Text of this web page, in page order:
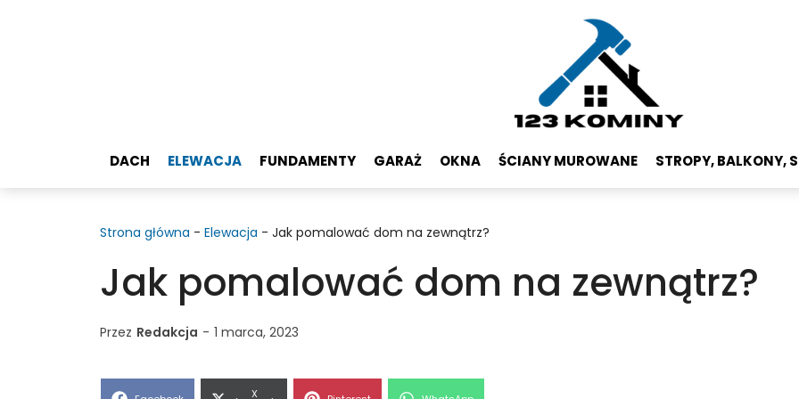
DACH ELEWACJA FUNDAMENTY GARAŻ OKNA ŚCIANY MUROWANE STROPY, BALKONY,
Strona główna - Elewacja - Jak pomalować dom na zewnątrz?
Jak pomalować dom na zewnątrz?
Przez Redakcja - 1 marca, 2023
Share
X